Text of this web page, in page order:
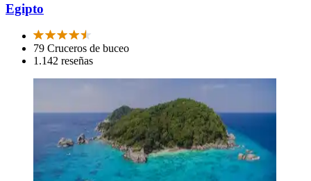
Egipto
79 Cruceros de buceo
1.142 reseñas